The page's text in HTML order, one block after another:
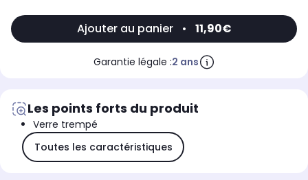
Ajouter au panier • 11,90€
Garantie légale :2 ans
Les points forts du produit
Verre trempé
Toutes les caractéristiques